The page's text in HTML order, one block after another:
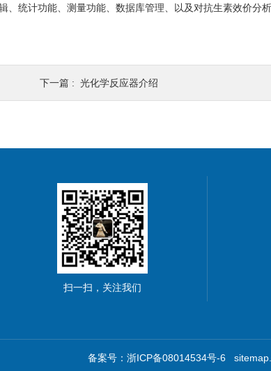
统计功能、测量功能、数据库管理、以及对抗生素效价分
下一篇 : 光化学反应器介绍
扫一扫，关注我们
备案号：浙ICP备08014534号-6